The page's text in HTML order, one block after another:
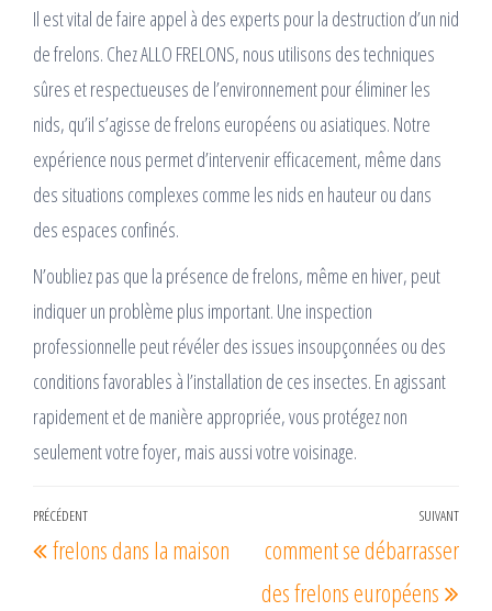
Il est vital de faire appel à des experts pour la destruction d’un nid
de frelons. Chez ALLO FRELONS, nous utilisons des techniques
sûres et respectueuses de l’environnement pour éliminer les
nids, qu’il s’agisse de frelons européens ou asiatiques. Notre
expérience nous permet d’intervenir efficacement, même dans
des situations complexes comme les nids en hauteur ou dans
des espaces confinés.
N’oubliez pas que la présence de frelons, même en hiver, peut
indiquer un problème plus important. Une inspection
professionnelle peut révéler des issues insoupçonnées ou des
conditions favorables à l’installation de ces insectes. En agissant
rapidement et de manière appropriée, vous protégez non
seulement votre foyer, mais aussi votre voisinage.
Navigation
de
Article
précédent
PRÉCÉDENT
frelons dans la maison
SUIVANT
comment se débarrasser
des frelons européens